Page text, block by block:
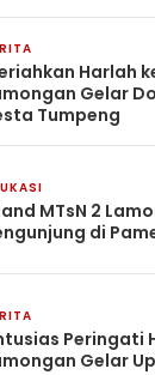
Harlah
Gelar
Tumpeng
MTsN 2
di
Peringati